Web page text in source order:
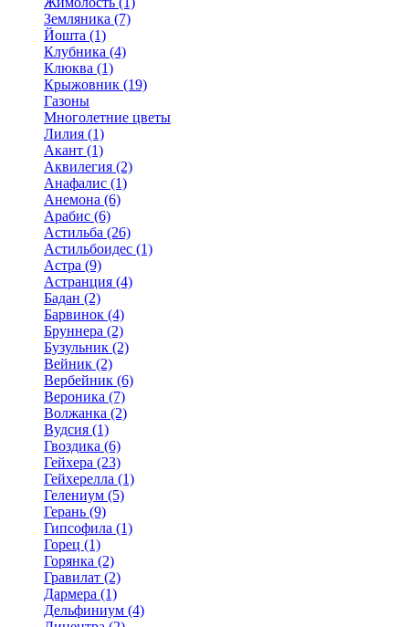
Земляника (7)
Йошта (1)
Клубника (4)
Клюква (1)
Крыжовник (19)
Газоны
Многолетние цветы
Лилия (1)
Акант (1)
Аквилегия (2)
Анафалис (1)
Анемона (6)
Арабис (6)
Астильба (26)
Астильбоидес (1)
Астра (9)
Астранция (4)
Бадан (2)
Барвинок (4)
Бруннера (2)
Бузульник (2)
Вейник (2)
Вербейник (6)
Вероника (7)
Волжанка (2)
Вудсия (1)
Гвоздика (6)
Гейхера (23)
Гейхерелла (1)
Гелениум (5)
Герань (9)
Гипсофила (1)
Горец (1)
Горянка (2)
Гравилат (2)
Дармера (1)
Дельфиниум (4)